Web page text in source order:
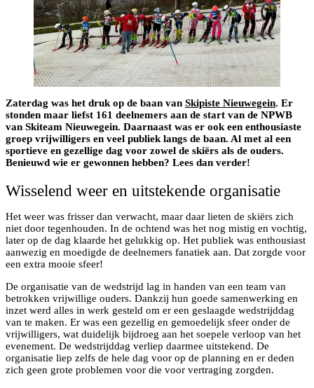
Zaterdag was het druk op de baan van Skipiste Nieuwegein. Er
stonden maar liefst 161 deelnemers aan de start van de NPWB
van Skiteam Nieuwegein. Daarnaast was er ook een enthousiaste
groep vrijwilligers en veel publiek langs de baan. Al met al een
sportieve en gezellige dag voor zowel de skiërs als de ouders.
Benieuwd wie er gewonnen hebben? Lees dan verder!
Wisselend weer en uitstekende organisatie
Het weer was frisser dan verwacht, maar daar lieten de skiërs zich
niet door tegenhouden. In de ochtend was het nog mistig en vochtig,
later op de dag klaarde het gelukkig op. Het publiek was enthousiast
aanwezig en moedigde de deelnemers fanatiek aan. Dat zorgde voor
een extra mooie sfeer!
De organisatie van de wedstrijd lag in handen van een team van
betrokken vrijwillige ouders. Dankzij hun goede samenwerking en
inzet werd alles in werk gesteld om er een geslaagde wedstrijddag
van te maken. Er was een gezellig en gemoedelijk sfeer onder de
vrijwilligers, wat duidelijk bijdroeg aan het soepele verloop van het
evenement. De wedstrijddag verliep daarmee uitstekend. De
organisatie liep zelfs de hele dag voor op de planning en er deden
zich geen grote problemen voor die voor vertraging zorgden.